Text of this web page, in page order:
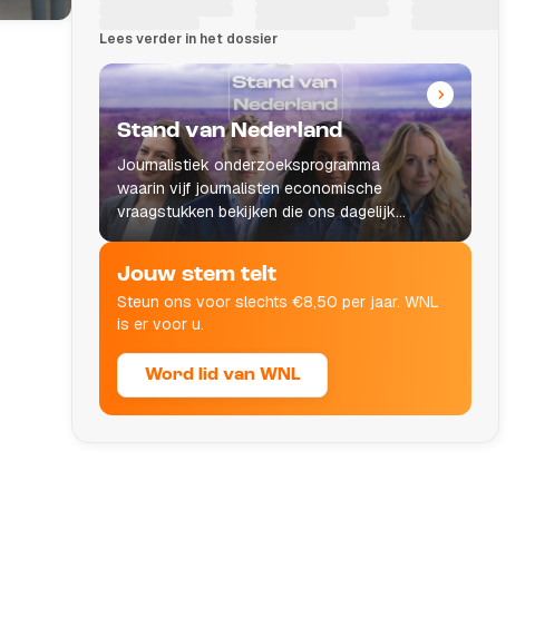
Lees verder in het dossier
Stand van Nederland
Journalistiek onderzoeksprogramma
waarin vijf journalisten economische
vraagstukken bekijken die ons dagelijks
leven raken.
Jouw stem telt
Steun ons voor slechts €8,50 per jaar. WNL
is er voor u.
Word lid van WNL